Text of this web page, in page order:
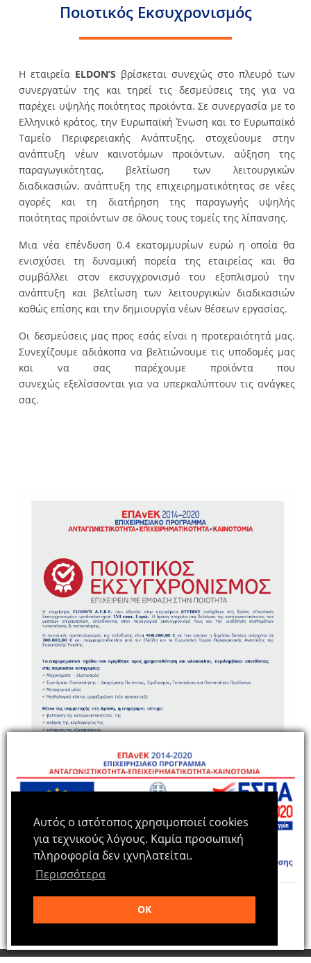
Αυτός ο ιστότοπος χρησιμοποιεί cookies
για τεχνικούς λόγους. Καμία προσωπική
πληροφορία δεν ιχνηλατείται.
Περισσότερα
OK
Ποιοτικός Εκσυχρονισμός
Η εταιρεία ELDON’S βρίσκεται συνεχώς στο πλευρό των
συνεργατών της και τηρεί τις δεσμεύσεις της για να
παρέχει υψηλής ποιότητας προϊόντα. Σε συνεργασία με τo
Ελληνικό κράτος, την Ευρωπαϊκή Ένωση και το Ευρωπαϊκό
Ταμείο Περιφερειακής Ανάπτυξης, στοχεύουμε στην
ανάπτυξη νέων καινοτόμων προϊόντων, αύξηση της
παραγωγικότητας, βελτίωση των λειτουργικών
διαδικασιών, ανάπτυξη της επιχειρηματικότητας σε νέες
αγορές και τη διατήρηση της παραγωγής υψηλής
ποιότητας προϊόντων σε όλους τους τομείς της λίπανσης.
Μια νέα επένδυση 0.4 εκατομμυρίων ευρώ η οποία θα
ενισχύσει τη δυναμική πορεία της εταιρείας και θα
συμβάλλει στον εκσυγχρονισμό του εξοπλισμού την
ανάπτυξη και βελτίωση των λειτουργικών διαδικασιών
καθώς επίσης και την δημιουργία νέων θέσεων εργασίας.
Οι δεσμεύσεις μας προς εσάς είναι η προτεραιότητά μας.
Συνεχίζουμε αδιάκοπα να βελτιώνουμε τις υποδομές μας
και να σας παρέχουμε προϊόντα που
συνεχώς εξελίσσονται για να υπερκαλύπτουν τις ανάγκες
σας.
Περισσότερα >>